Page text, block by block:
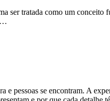
ser tratada como um conceito
…
e pessoas se encontram. A